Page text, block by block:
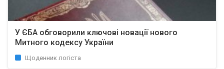
У ЄБА обговорили ключові новації нового
Митного кодексу України
Щоденник логіста